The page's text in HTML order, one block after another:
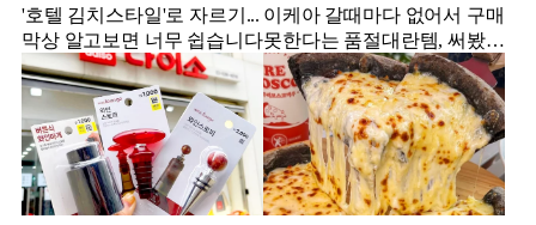
'호텔 김치스타일'로 자르기...
막상 알고보면 너무 쉽습니다
이케아 갈때마다 없어서 구매
못한다는 품절대란템, 써봤더
니...